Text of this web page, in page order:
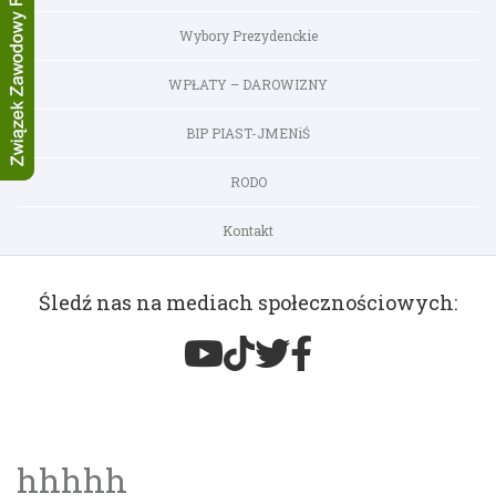
Wybory Prezydenckie
WPŁATY – DAROWIZNY
BIP PIAST-JMENiŚ
RODO
Kontakt
Śledź nas na mediach społecznościowych:
hhhhh